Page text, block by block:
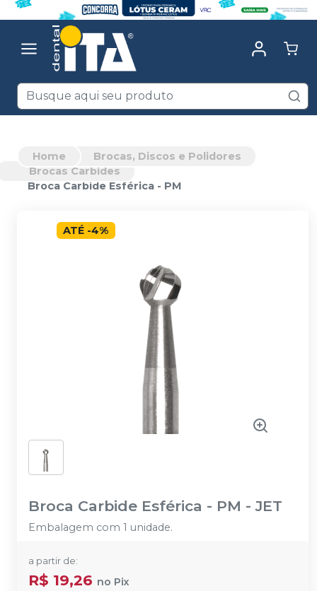
Home
Brocas, Discos e Polidores
Brocas Carbides
Broca Carbide Esférica - PM
ATÉ -4%
Broca Carbide Esférica - PM - JET
Embalagem com 1 unidade.
a partir de:
R$ 19,26 no Pix